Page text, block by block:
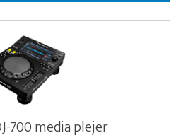
700 media plejer